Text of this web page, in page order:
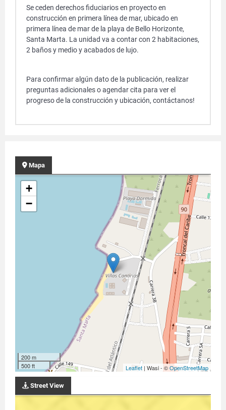
Se ceden derechos fiduciarios en proyecto en
construcción en primera línea de mar, ubicado en
primera línea de mar de la playa de Bello Horizonte,
Santa Marta. La unidad va a contar con 2 habitaciones,
2 baños y medio y acabados de lujo.
Para confirmar algún dato de la publicación, realizar
preguntas adicionales o agendar cita para ver el
progreso de la construcción y ubicación, contáctanos!
Mapa
+
−
200 m
500 ft
Leaflet | Wasi - ©OpenStreetMap
Street View